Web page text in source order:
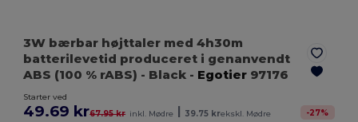
3W bærbar højttaler med 4h30m
batterilevetid produceret i genanvendt
ABS (100 % rABS) - Black - Egotier 97176
Starter ved
49.69 kr67.95 kr inkl. Mødre 39.75 krekskl. Mødre -27%